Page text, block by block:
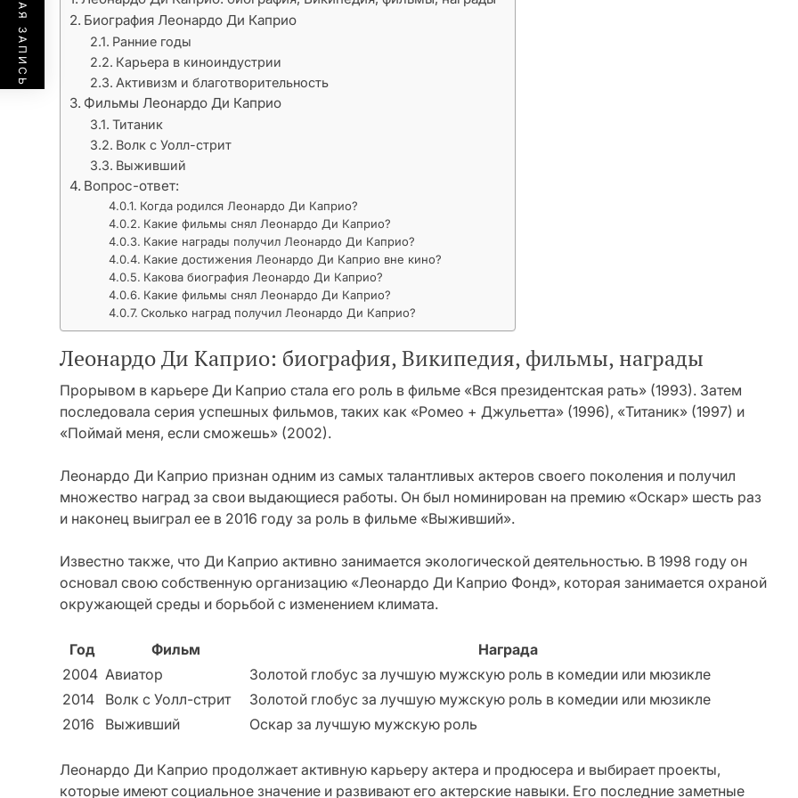
Биография Леонардо Ди Каприо
Ранние годы
Карьера в киноиндустрии
Активизм и благотворительность
Фильмы Леонардо Ди Каприо
Титаник
Волк с Уолл-стрит
Выживший
Вопрос-ответ:
Когда родился Леонардо Ди Каприо?
Какие фильмы снял Леонардо Ди Каприо?
Какие награды получил Леонардо Ди Каприо?
Какие достижения Леонардо Ди Каприо вне кино?
Какова биография Леонардо Ди Каприо?
Какие фильмы снял Леонардо Ди Каприо?
Сколько наград получил Леонардо Ди Каприо?
Леонардо Ди Каприо: биография, Википедия, фильмы, награды
Прорывом в карьере Ди Каприо стала его роль в фильме «Вся президентская рать» (1993). Затем
последовала серия успешных фильмов, таких как «Ромео + Джульетта» (1996), «Титаник» (1997) и
«Поймай меня, если сможешь» (2002).
Леонардо Ди Каприо признан одним из самых талантливых актеров своего поколения и получил
множество наград за свои выдающиеся работы. Он был номинирован на премию «Оскар» шесть раз
и наконец выиграл ее в 2016 году за роль в фильме «Выживший».
Известно также, что Ди Каприо активно занимается экологической деятельностью. В 1998 году он
основал свою собственную организацию «Леонардо Ди Каприо Фонд», которая занимается охраной
окружающей среды и борьбой с изменением климата.
Год Фильм
Награда
2004 Авиатор
Золотой глобус за лучшую мужскую роль в комедии или мюзикле
2014
Волк с Уолл-стрит
Золотой глобус за лучшую мужскую роль в комедии или мюзикле
2016
Выживший Оскар за лучшую мужскую роль
Леонардо Ди Каприо продолжает активную карьеру актера и продюсера и выбирает проекты,
которые имеют социальное значение и развивают его актерские навыки. Его последние заметные